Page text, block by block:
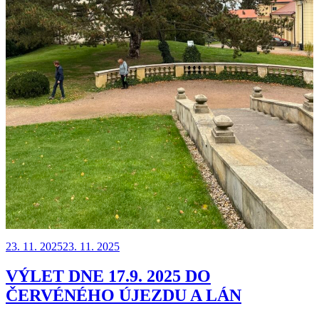
Publikováno
23. 11. 202523. 11. 2025
VÝLET DNE 17.9. 2025 DO
ČERVÉNÉHO ÚJEZDU A LÁN